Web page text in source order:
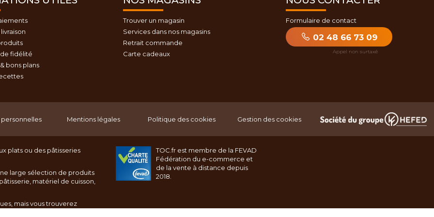
fidélité
bons plans
Trouver un magasin
Services dans nos magasins
Retrait commande
Carte cadeaux
Formulaire de contact
02 48 66 73 09
personnelles Mentions légales Politique des cookies Gestion des cookies
plats ou des pâtisseries
large sélection de produits
matériel de cuisson,
mais vous trouverez
TOC.fr est membre de la FEVAD
Fédération du e-commerce et
de la vente à distance depuis
2018.